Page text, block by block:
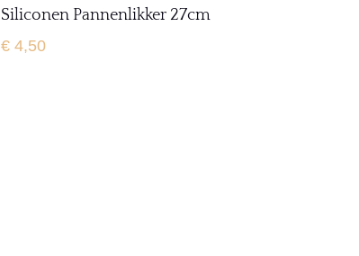
Siliconen Pannenlikker 27cm
€ 4,50